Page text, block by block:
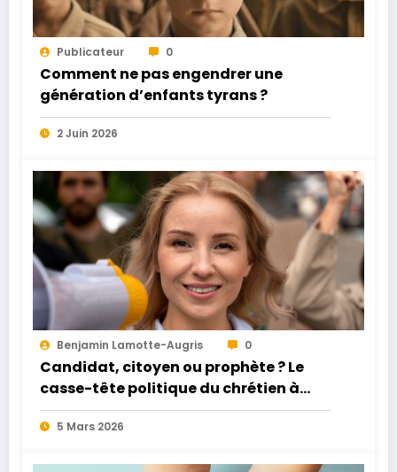
Publicateur 0
Comment ne pas engendrer une
génération d’enfants tyrans ?
2 Juin 2026
Benjamin Lamotte-Augris 0
Candidat, citoyen ou prophète ? Le
casse-tête politique du chrétien à
l’approche des échéances électorales
5 Mars 2026